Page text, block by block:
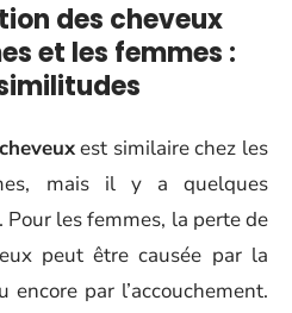
des cheveux
et les femmes :
est similaire chez les
mais il y a quelques
les femmes, la perte de
peut être causée par la
encore par l’accouchement.